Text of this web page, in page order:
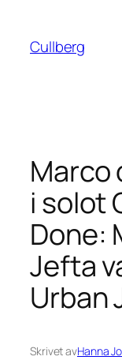
innehåll
Cullberg
Marco
i solot
Done:
Jefta
Urban
Skrivet avHanna